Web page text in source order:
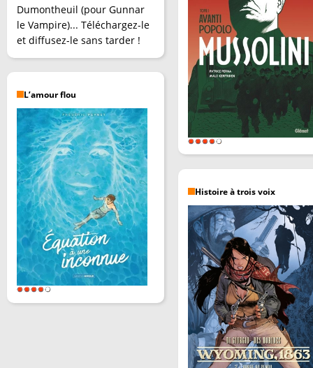
Dumontheuil (pour Gunnar
le Vampire)... Téléchargez-le
et diffusez-le sans tarder !
L’amour flou
Histoire à trois voix